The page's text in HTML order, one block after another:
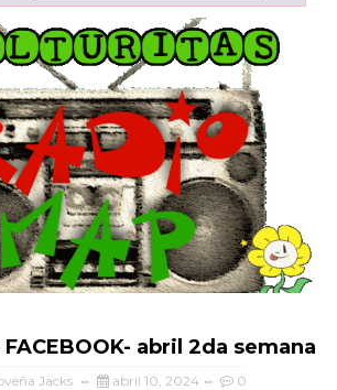
FACEBOOK- abril 2da semana
Jacks abril 10, 2024 0